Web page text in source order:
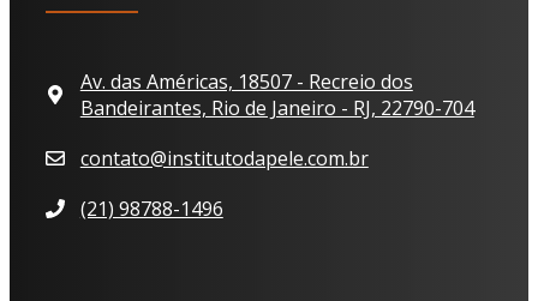
Av. das Américas, 18507 - Recreio dos
Bandeirantes, Rio de Janeiro - RJ, 22790-704
contato@institutodapele.com.br
(21) 98788-1496